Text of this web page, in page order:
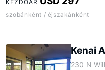
KEZDŐÁR
szobánként / éjszakánként
Kenai
230 N